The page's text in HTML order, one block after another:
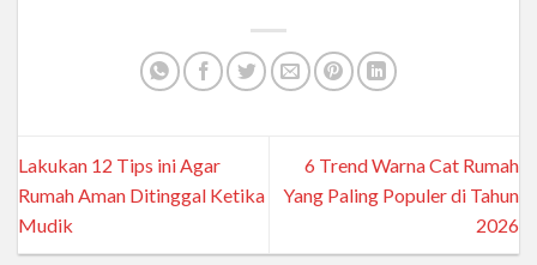
Lakukan 12 Tips ini Agar
Rumah Aman Ditinggal Ketika
Mudik
6 Trend Warna Cat Rumah
Yang Paling Populer di Tahun
2026